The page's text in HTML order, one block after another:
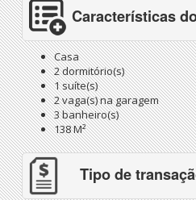
Características
Casa
2 dormitório(s)
1 suíte(s)
2 vaga(s) na garagem
3 banheiro(s)
138 M²
Tipo de